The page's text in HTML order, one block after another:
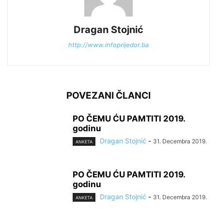
Dragan Stojnić
http://www.infoprijedor.ba
POVEZANI ČLANCI
PO ČEMU ĆU PAMTITI 2019.
godinu
ANKETA Dragan Stojnić - 31. Decembra 2019.
PO ČEMU ĆU PAMTITI 2019.
godinu
ANKETA Dragan Stojnić - 31. Decembra 2019.